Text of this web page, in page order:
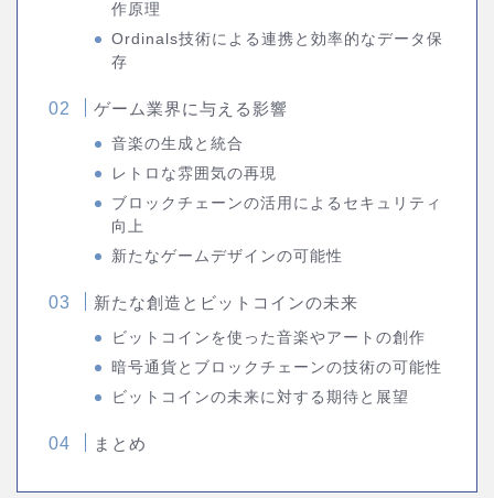
作原理
Ordinals技術による連携と効率的なデータ保
存
ゲーム業界に与える影響
音楽の生成と統合
レトロな雰囲気の再現
ブロックチェーンの活用によるセキュリティ
向上
新たなゲームデザインの可能性
新たな創造とビットコインの未来
ビットコインを使った音楽やアートの創作
暗号通貨とブロックチェーンの技術の可能性
ビットコインの未来に対する期待と展望
まとめ